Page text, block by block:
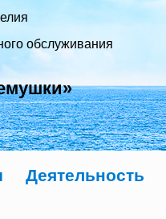
обслуживания
Деятельность